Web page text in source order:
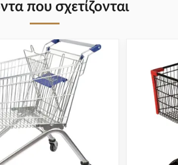
που σχετίζονται